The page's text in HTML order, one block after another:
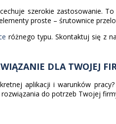
szerokie zastosowanie.
proste – śrutownice
różnego typu. Skontaktuj się z
DLA TWOJEJ
aplikacji i warunków
do potrzeb Twojej